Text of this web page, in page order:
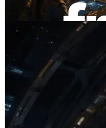
Lesen Sie diesen Artikel